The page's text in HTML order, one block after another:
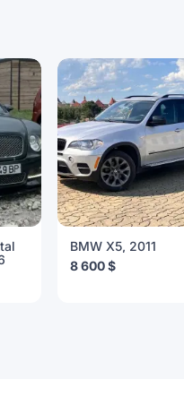
BMW X5, 2011
8 600 $